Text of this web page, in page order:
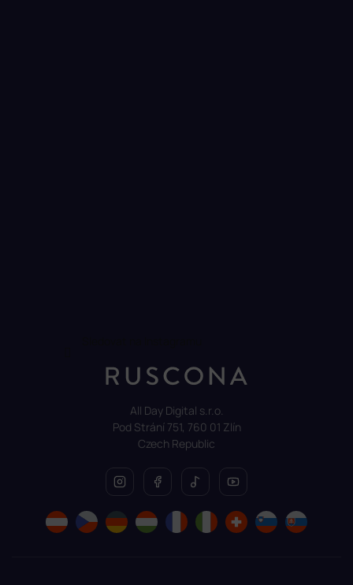
All Day Digital s.r.o.
Pod Strání 751, 760 01 Zlín
Czech Republic